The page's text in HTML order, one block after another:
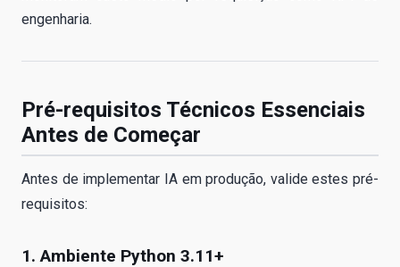
engenharia.
Pré-requisitos Técnicos Essenciais
Antes de Começar
Antes de implementar IA em produção, valide estes pré-
requisitos:
1. Ambiente Python 3.11+